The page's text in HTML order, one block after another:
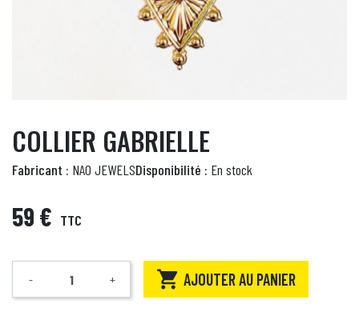
COLLIER GABRIELLE
Fabricant : NAO JEWELSDisponibilité : En stock
59 € TTC
Quantité
- +  AJOUTER AU PANIER